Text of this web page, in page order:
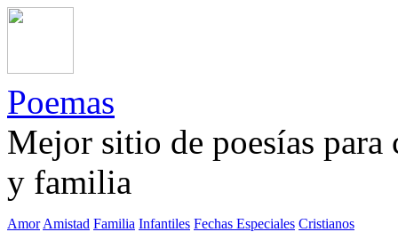
Poemas
Mejor sitio de poesías
y familia
Amor Amistad Familia Infantiles Fechas Especiales Cristianos